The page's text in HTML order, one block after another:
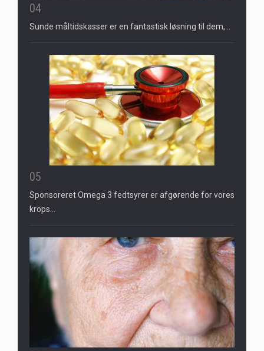
04
Sunde måltidskasser er en fantastisk løsning til dem,…
05
Sponsoreret Omega 3 fedtsyrer er afgørende for vores
krops…